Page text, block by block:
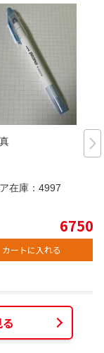
在庫： 4997
6750
カートに入れる